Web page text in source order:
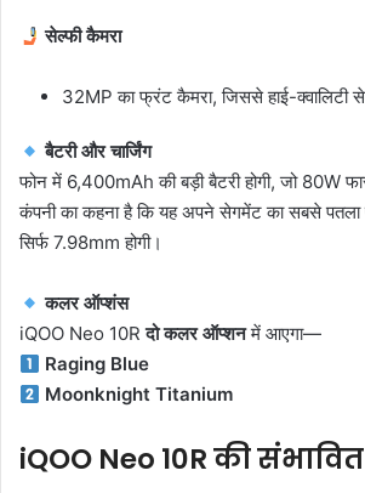
सेल्फी कैमरा
32MP का फ्रंट कैमरा, जिससे हाई-क्वालिटी
बैटरी और चार्जिंग
फोन में 6,400mAh की बड़ी बैटरी होगी, जो 80W
कंपनी का कहना है कि यह अपने सेगमेंट का सबसे पतला
सिर्फ 7.98mm होगी।
कलर ऑप्शंस
iQOO Neo 10Rदो कलर ऑप्शनमें आएगा—
Raging Blue
Moonknight Titanium
iQOO Neo 10R की